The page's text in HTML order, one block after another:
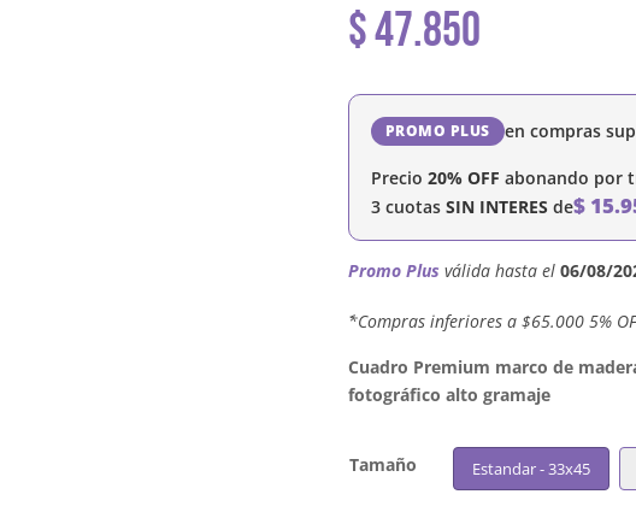
$47.850
PROMO PLUS en compras
Precio 20% OFF abonando por
3 cuotas SIN INTERES de$
Promo Plus válida hasta el 06/08/
´*Compras inferiores a $65.000 5%
Cuadro Premium marco de
fotográfico alto gramaje
Tamaño Estandar - 33x45